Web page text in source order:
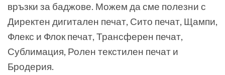
връзки за баджове. Можем да сме полезни с
Директен дигитален печат, Сито печат, Щампи,
Флекс и Флок печат, Трансферен печат,
Сублимация, Ролен текстилен печат и
Бродерия.